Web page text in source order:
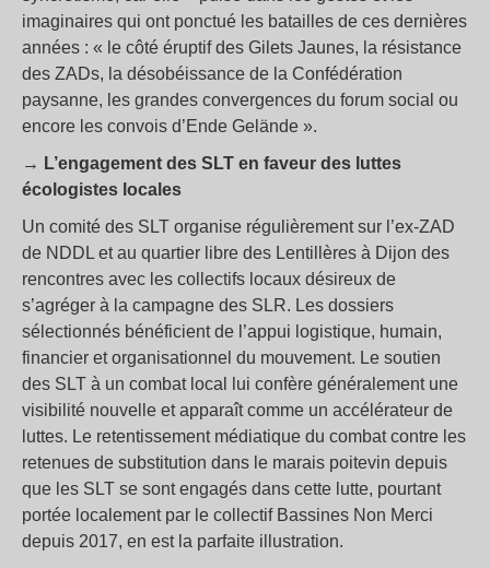
imaginaires qui ont ponctué les batailles de ces dernières
années : « le côté éruptif des Gilets Jaunes, la résistance
des ZADs, la désobéissance de la Confédération
paysanne, les grandes convergences du forum social ou
encore les convois d’Ende Gelände ».
→ L’engagement des SLT en faveur des luttes
écologistes locales
Un comité des SLT organise régulièrement sur l’ex-ZAD
de NDDL et au quartier libre des Lentillères à Dijon des
rencontres avec les collectifs locaux désireux de
s’agréger à la campagne des SLR. Les dossiers
sélectionnés bénéficient de l’appui logistique, humain,
financier et organisationnel du mouvement. Le soutien
des SLT à un combat local lui confère généralement une
visibilité nouvelle et apparaît comme un accélérateur de
luttes. Le retentissement médiatique du combat contre les
retenues de substitution dans le marais poitevin depuis
que les SLT se sont engagés dans cette lutte, pourtant
portée localement par le collectif Bassines Non Merci
depuis 2017, en est la parfaite illustration.